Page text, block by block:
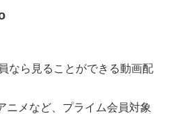
なら見ることができる動画配
ニメなど、プライム会員対象